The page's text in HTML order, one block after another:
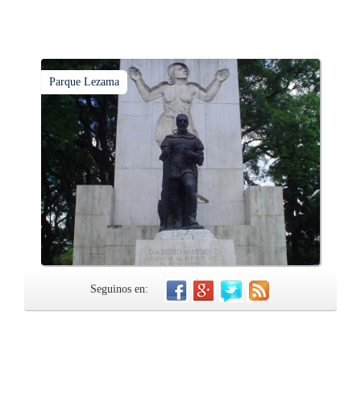
Parque Lezama
Seguinos en: